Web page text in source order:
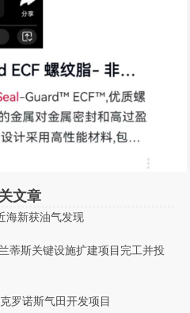
文章
海新获油气发现
蒂斯关键设施扩建项目完工并投
罗诺斯气田开发项目